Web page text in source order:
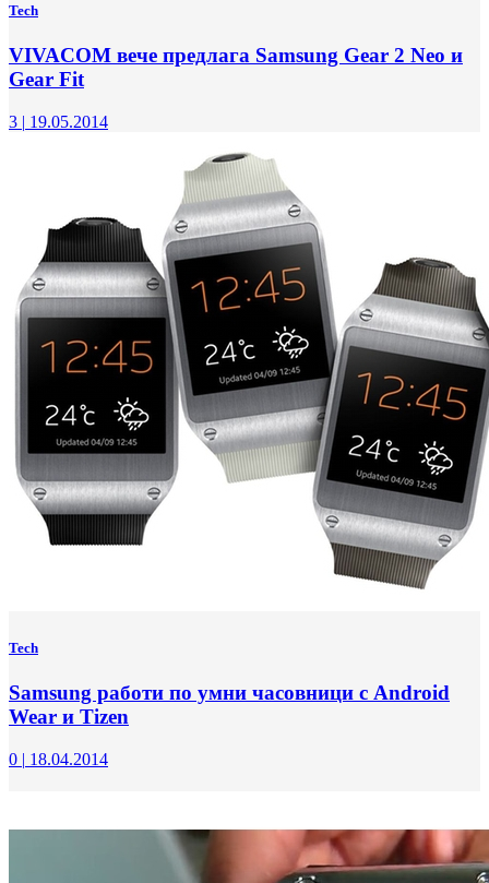
Tech
VIVACOM вече предлага Samsung Gear 2 Neo и
Gear Fit
3 | 19.05.2014
Tech
Samsung работи по умни часовници с Android
Wear и Tizen
0 | 18.04.2014